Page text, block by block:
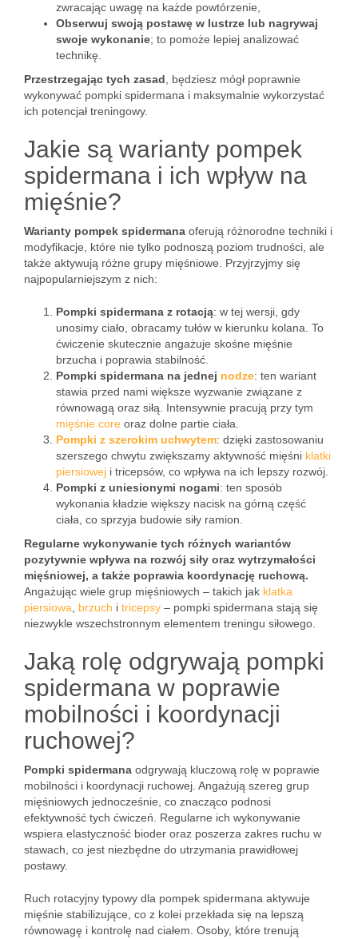
zwracając uwagę na każde powtórzenie,
Obserwuj swoją postawę w lustrze lub nagrywaj
swoje wykonanie; to pomoże lepiej analizować
technikę.
Przestrzegając tych zasad , będziesz mógł poprawnie
wykonywać pompki spidermana i maksymalnie wykorzystać
ich potencjał treningowy.
Jakie są warianty pompek
spidermana i ich wpływ na
mięśnie?
Warianty pompek spidermana oferują różnorodne techniki i
modyfikacje, które nie tylko podnoszą poziom trudności, ale
także aktywują różne grupy mięśniowe. Przyjrzyjmy się
najpopularniejszym z nich:
Pompki spidermana z rotacją: w tej wersji, gdy
unosimy ciało, obracamy tułów w kierunku kolana. To
ćwiczenie skutecznie angażuje skośne mięśnie
brzucha i poprawia stabilność.
Pompki spidermana na jednej nodze: ten wariant
stawia przed nami większe wyzwanie związane z
równowagą oraz siłą. Intensywnie pracują przy tym
mięśnie core oraz dolne partie ciała.
Pompki z szerokim uchwytem: dzięki zastosowaniu
szerszego chwytu zwiększamy aktywność mięśni klatki
piersiowej i tricepsów, co wpływa na ich lepszy rozwój.
Pompki z uniesionymi nogami: ten sposób
wykonania kładzie większy nacisk na górną część
ciała, co sprzyja budowie siły ramion.
Regularne wykonywanie tych różnych wariantów
pozytywnie wpływa na rozwój siły oraz wytrzymałości
mięśniowej, a także poprawia koordynację ruchową.
Angażując wiele grup mięśniowych – takich jak klatka
piersiowa
brzuch i tricepsy – pompki spidermana stają się
niezwykle wszechstronnym elementem treningu siłowego.
Jaką rolę odgrywają pompki
spidermana w poprawie
mobilności i koordynacji
ruchowej?
Pompki spidermana odgrywają kluczową rolę w poprawie
mobilności i koordynacji ruchowej. Angażują szereg grup
mięśniowych jednocześnie, co znacząco podnosi
efektywność tych ćwiczeń. Regularne ich wykonywanie
wspiera elastyczność bioder oraz poszerza zakres ruchu w
stawach, co jest niezbędne do utrzymania prawidłowej
postawy.
Ruch rotacyjny typowy dla pompek spidermana aktywuje
mięśnie stabilizujące, co z kolei przekłada się na lepszą
równowagę i kontrolę nad ciałem. Osoby, które trenują